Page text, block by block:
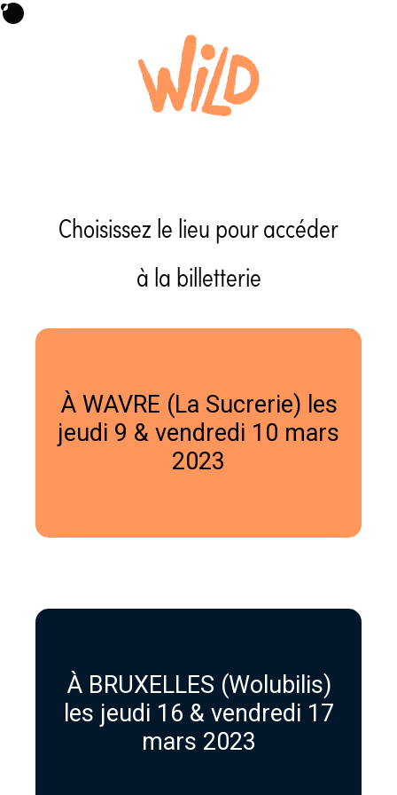
Choisissez le lieu pour accéder
à la billetterie
À WAVRE (La Sucrerie) les
jeudi 9 & vendredi 10 mars
2023
À BRUXELLES (Wolubilis)
les jeudi 16 & vendredi 17
mars 2023